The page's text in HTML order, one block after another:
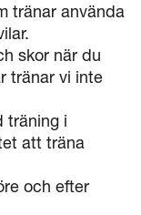
tränar använda
skor när du
tränar vi inte
träning i
att träna
och efter